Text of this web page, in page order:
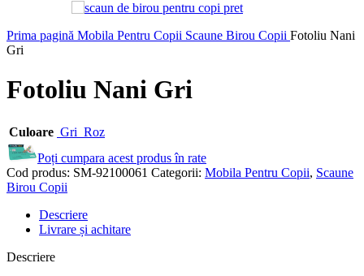
Prima pagină Mobila Pentru Copii Scaune Birou Copii Fotoliu Nani
Gri
Fotoliu Nani Gri
Culoare Gri Roz
Poți cumpara acest produs în rate
Cod produs: SM-92100061 Categorii: Mobila Pentru Copii, Scaune
Birou Copii
Descriere
Livrare și achitare
Descriere